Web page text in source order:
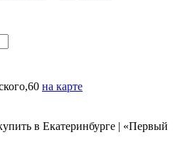
на карте
в Екатеринбурге | «Первый